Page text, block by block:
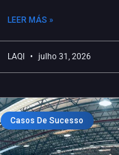
LEER MÁS »
LAQI julho 31, 2026
Casos De Sucesso